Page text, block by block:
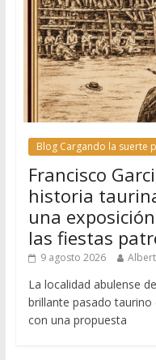
Blog Cargando la suerte
Francisco
historia
una
las fiestas
9 agosto 2026
La localidad abulense
brillante pasado
con una propuesta